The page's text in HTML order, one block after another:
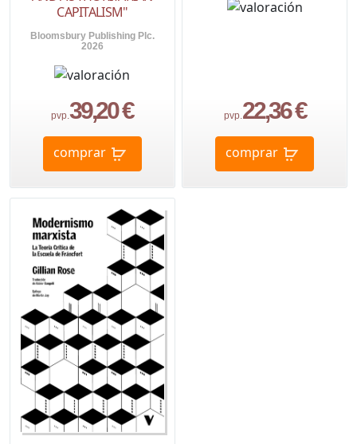
CAPITALISM"
Bloomsbury Publishing Plc.
2026
pvp.39,20 €
comprar
pvp.22,36 €
comprar